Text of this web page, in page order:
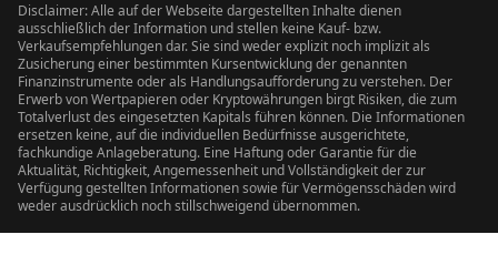
Disclaimer: Alle auf der Webseite dargestellten Inhalte dienen
ausschließlich der Information und stellen keine Kauf- bzw.
Verkaufsempfehlungen dar. Sie sind weder explizit noch implizit als
Zusicherung einer bestimmten Kursentwicklung der genannten
Finanzinstrumente oder als Handlungsaufforderung zu verstehen. Der
Erwerb von Wertpapieren oder Kryptowährungen birgt Risiken, die zum
Totalverlust des eingesetzten Kapitals führen können. Die Informationen
ersetzen keine, auf die individuellen Bedürfnisse ausgerichtete,
fachkundige Anlageberatung. Eine Haftung oder Garantie für die
Aktualität, Richtigkeit, Angemessenheit und Vollständigkeit der zur
Verfügung gestellten Informationen sowie für Vermögensschäden wird
weder ausdrücklich noch stillschweigend übernommen.